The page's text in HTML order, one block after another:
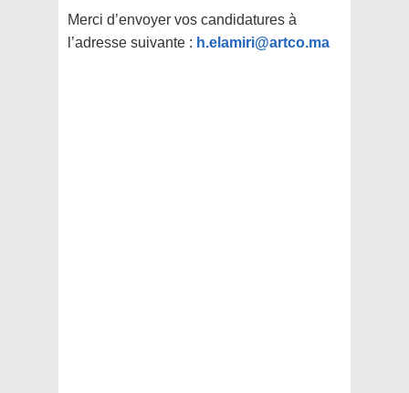
Merci d’envoyer vos candidatures à
l’adresse suivante : h.elamiri@artco.ma